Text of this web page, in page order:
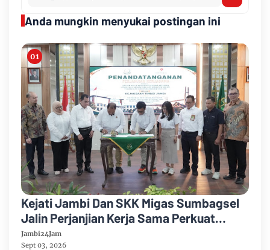
Anda mungkin menyukai postingan ini
Kejati Jambi Dan SKK Migas Sumbagsel
Jalin Perjanjian Kerja Sama Perkuat
Kepastian Hukum
Jambi24Jam
Sept 03, 2026